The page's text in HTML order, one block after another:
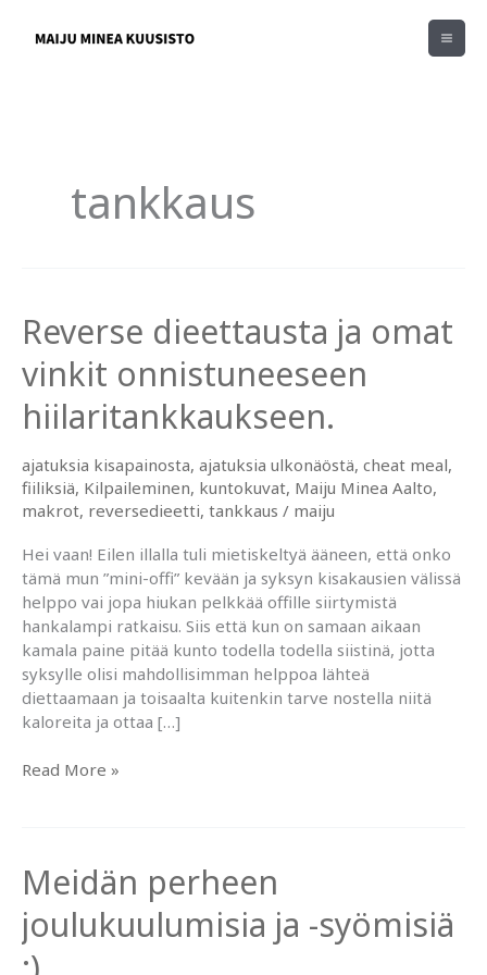
sisältöön
tankkaus
Reverse dieettausta ja omat
vinkit onnistuneeseen
hiilaritankkaukseen.
ajatuksia kisapainosta, ajatuksia ulkonäöstä, cheat meal,
fiiliksiä, Kilpaileminen, kuntokuvat, Maiju Minea Aalto,
makrot, reversedieetti, tankkaus / maiju
Hei vaan! Eilen illalla tuli mietiskeltyä ääneen, että onko
tämä mun ”mini-offi” kevään ja syksyn kisakausien välissä
helppo vai jopa hiukan pelkkää offille siirtymistä
hankalampi ratkaisu. Siis että kun on samaan aikaan
kamala paine pitää kunto todella todella siistinä, jotta
syksylle olisi mahdollisimman helppoa lähteä
diettaamaan ja toisaalta kuitenkin tarve nostella niitä
kaloreita ja ottaa […]
Reverse
onnistuneeseen
hiilaritankkaukseen.
Read More »
Meidän perheen
joulukuulumisia ja -syömisiä